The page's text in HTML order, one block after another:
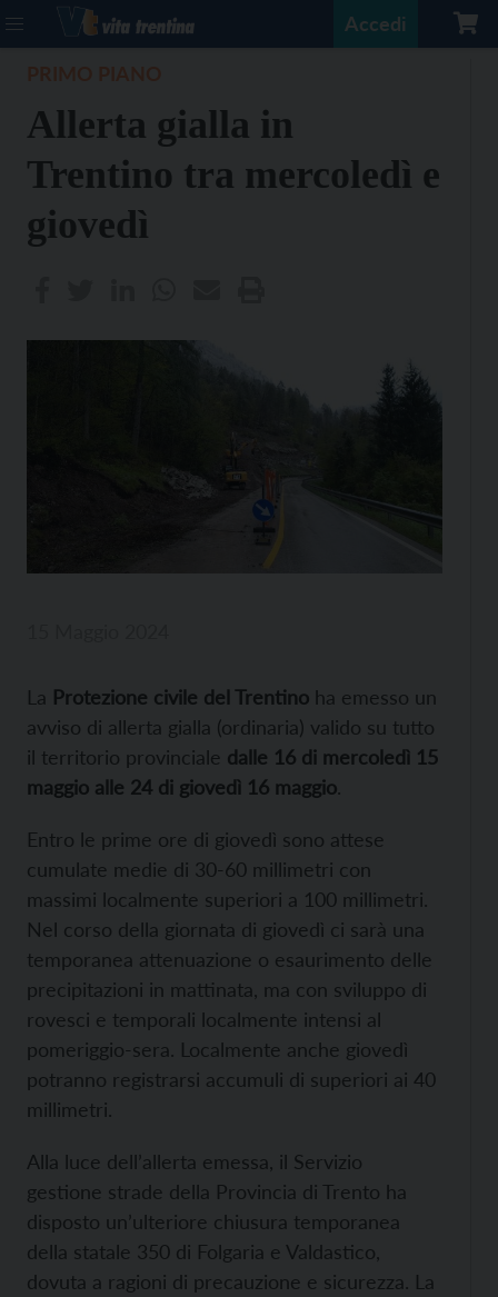
Accedi
Allerta gialla in
Trentino tra mercoledì e
giovedì
La Protezione civile del Trentino ha emesso un
avviso di allerta gialla (ordinaria) valido su tutto
il territorio provinciale dalle 16 di mercoledì 15
maggio alle 24 di giovedì 16 maggio.
Entro le prime ore di giovedì sono attese
cumulate medie di 30-60 millimetri con
massimi localmente superiori a 100 millimetri.
Nel corso della giornata di giovedì ci sarà una
temporanea attenuazione o esaurimento delle
precipitazioni in mattinata, ma con sviluppo di
rovesci e temporali localmente intensi al
pomeriggio-sera. Localmente anche giovedì
potranno registrarsi accumuli di superiori ai 40
millimetri.
Alla luce dell’allerta emessa, il Servizio
gestione strade della Provincia di Trento ha
disposto un’ulteriore chiusura temporanea
della statale 350 di Folgaria e Valdastico,
dovuta a ragioni di precauzione e sicurezza. La